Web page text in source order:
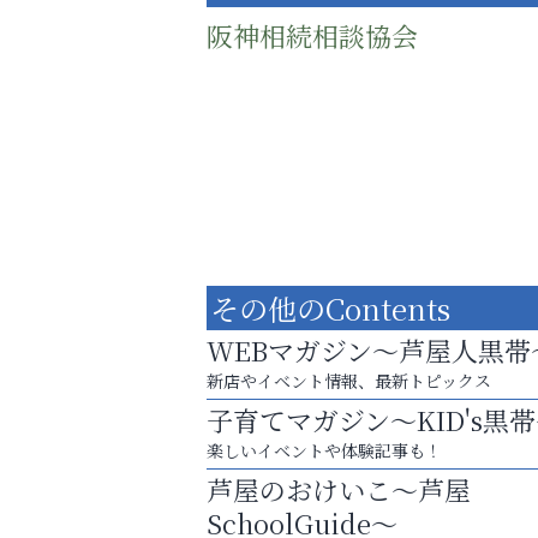
阪神相続相談協会
まずは話してみませんか？
「相続」無料相談会カフェ
便利屋ファースト
その他のContents
WEBマガジン～芦屋人黒帯
新店やイベント情報、最新トピックス
子育てマガジン～KID's黒
楽しいイベントや体験記事も！
芦屋のおけいこ～芦屋
SchoolGuide～